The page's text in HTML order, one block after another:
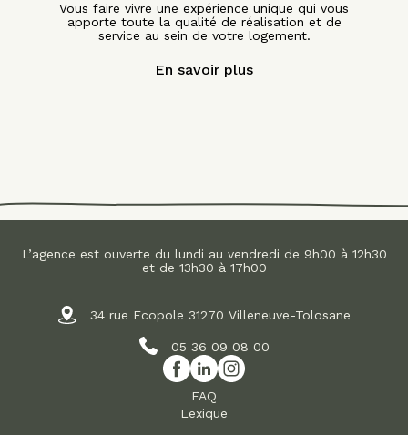
Vous faire vivre une expérience unique qui vous
apporte toute la qualité de réalisation et de
service au sein de votre logement.
En savoir plus
L’agence est ouverte du lundi au vendredi de 9h00 à 12h30
et de 13h30 à 17h00
34 rue Ecopole 31270 Villeneuve-Tolosane
05 36 09 08 00
FAQ
Lexique